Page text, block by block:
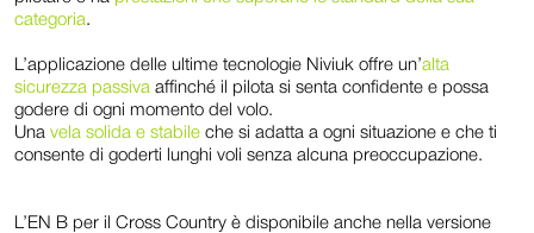
categoria.
L’applicazione delle ultime tecnologie Niviuk offre un’alta
sicurezza passiva affinché il pilota si senta confidente e possa
godere di ogni momento del volo.
Una vela solida e stabile che si adatta a ogni situazione e che ti
consente di goderti lunghi voli senza alcuna preoccupazione.
L’EN B per il Cross Country è disponibile anche nella versione